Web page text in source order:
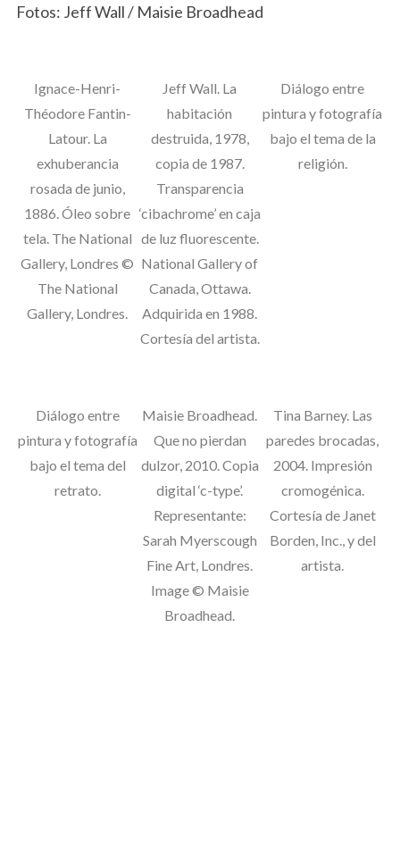
Fotos: Jeff Wall / Maisie Broadhead
Ignace-Henri-
Théodore Fantin-
Latour. La
exhuberancia
rosada de junio,
1886. Óleo sobre
tela. The National
Gallery, Londres ©
The National
Gallery, Londres.
Jeff Wall. La
habitación
destruida, 1978,
copia de 1987.
Transparencia
‘cibachrome’ en caja
de luz fluorescente.
National Gallery of
Canada, Ottawa.
Adquirida en 1988.
Cortesía del artista.
Diálogo entre
pintura y fotografía
bajo el tema de la
religión.
Diálogo entre
pintura y fotografía
bajo el tema del
retrato.
Maisie Broadhead.
Que no pierdan
dulzor, 2010. Copia
digital ‘c-type’.
Representante:
Sarah Myerscough
Fine Art, Londres.
Image © Maisie
Broadhead.
Tina Barney. Las
paredes brocadas,
2004. Impresión
cromogénica.
Cortesía de Janet
Borden, Inc., y del
artista.
S
e
a
c
h
f